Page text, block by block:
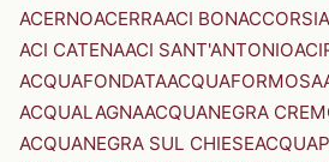
ACERNOACERRAACI BONACCORSI
ACI CATENAACI SANT'ANTONIO
ACQUAFONDATAACQUAFORMOSA
ACQUALAGNAACQUANEGRA
ACQUANEGRA SUL CHIESE